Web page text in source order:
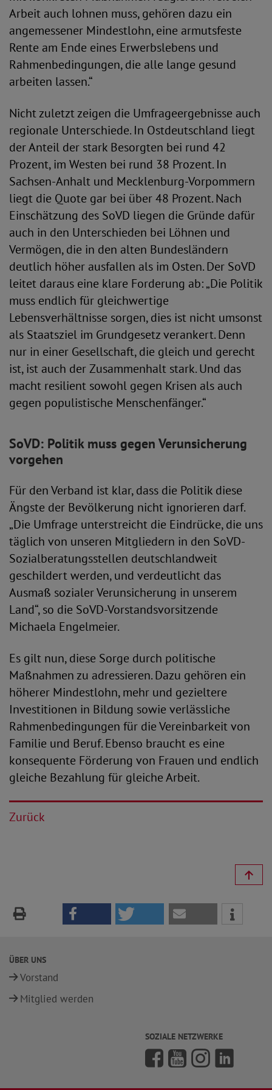
Arbeit auch lohnen muss, gehören dazu ein
angemessener Mindestlohn, eine armutsfeste
Rente am Ende eines Erwerbslebens und
Rahmenbedingungen, die alle lange gesund
arbeiten lassen.“
Nicht zuletzt zeigen die Umfrageergebnisse auch
regionale Unterschiede. In Ostdeutschland liegt
der Anteil der stark Besorgten bei rund 42
Prozent, im Westen bei rund 38 Prozent. In
Sachsen-Anhalt und Mecklenburg-Vorpommern
liegt die Quote gar bei über 48 Prozent. Nach
Einschätzung des SoVD liegen die Gründe dafür
auch in den Unterschieden bei Löhnen und
Vermögen, die in den alten Bundesländern
deutlich höher ausfallen als im Osten. Der SoVD
leitet daraus eine klare Forderung ab: „Die Politik
muss endlich für gleichwertige
Lebensverhältnisse sorgen, dies ist nicht umsonst
als Staatsziel im Grundgesetz verankert. Denn
nur in einer Gesellschaft, die gleich und gerecht
ist, ist auch der Zusammenhalt stark. Und das
macht resilient sowohl gegen Krisen als auch
gegen populistische Menschenfänger.“
SoVD: Politik muss gegen Verunsicherung
vorgehen
Für den Verband ist klar, dass die Politik diese
Ängste der Bevölkerung nicht ignorieren darf.
„Die Umfrage unterstreicht die Eindrücke, die uns
täglich von unseren Mitgliedern in den SoVD-
Sozialberatungsstellen deutschlandweit
geschildert werden, und verdeutlicht das
Ausmaß sozialer Verunsicherung in unserem
Land“, so die SoVD-Vorstandsvorsitzende
Michaela Engelmeier.
Es gilt nun, diese Sorge durch politische
Maßnahmen zu adressieren. Dazu gehören ein
höherer Mindestlohn, mehr und gezieltere
Investitionen in Bildung sowie verlässliche
Rahmenbedingungen für die Vereinbarkeit von
Familie und Beruf. Ebenso braucht es eine
konsequente Förderung von Frauen und endlich
gleiche Bezahlung für gleiche Arbeit.
Zurück
ÜBER UNS
Vorstand
Mitglied werden
SOZIALE NETZWERKE